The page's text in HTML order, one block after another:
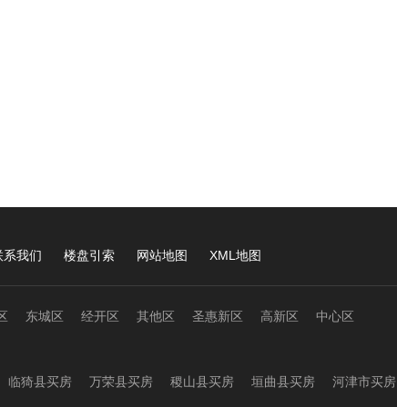
系我们 楼盘引索 网站地图 XML地图
东城区 经开区 其他区 圣惠新区 高新区 中心区
临猗县买房 万荣县买房 稷山县买房 垣曲县买房 河津市买房